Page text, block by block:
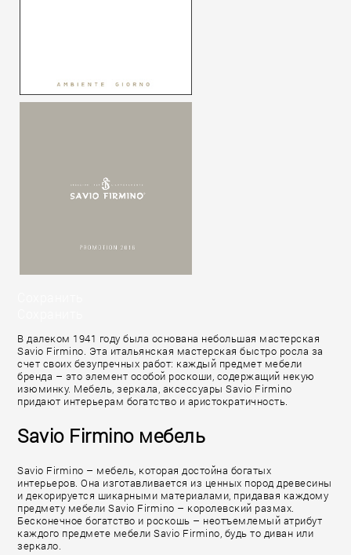
В далеком 1941 году была основана небольшая мастерская
Savio Firmino. Эта итальянская мастерская быстро росла за
счет своих безупречных работ: каждый предмет мебели
бренда – это элемент особой роскоши, содержащий некую
изюминку. Мебель, зеркала, аксессуары Savio Firmino
придают интерьерам богатство и аристократичность.
Savio Firmino мебель
Savio Firmino – мебель, которая достойна богатых
интерьеров. Она изготавливается из ценных пород древесины
и декорируется шикарными материалами, придавая каждому
предмету мебели Savio Firmino – королевский размах.
Бесконечное богатство и роскошь – неотъемлемый атрибут
каждого предмете мебели Savio Firmino, будь то диван или
зеркало.